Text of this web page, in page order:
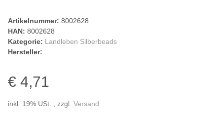
Artikelnummer: 8002628
HAN: 8002628
Kategorie: Landleben Silberbeads
Hersteller:
€ 4,71
inkl. 19% USt. , zzgl. Versand